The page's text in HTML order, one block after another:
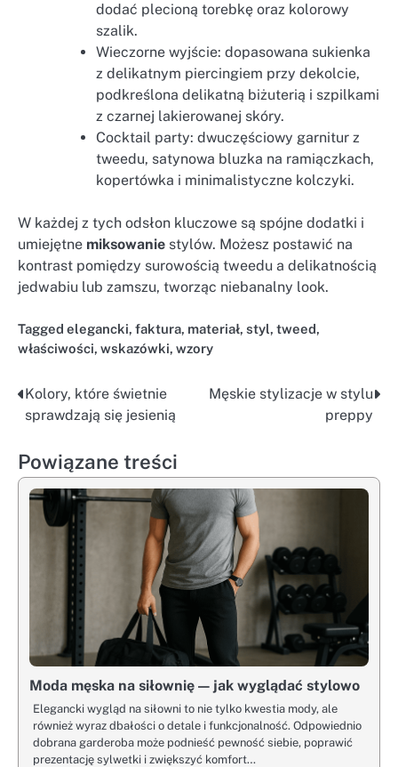
dodać plecioną torebkę oraz kolorowy
szalik.
Wieczorne wyjście: dopasowana sukienka
z delikatnym piercingiem przy dekolcie,
podkreślona delikatną biżuterią i szpilkami
z czarnej lakierowanej skóry.
Cocktail party: dwuczęściowy garnitur z
tweedu, satynowa bluzka na ramiączkach,
kopertówka i minimalistyczne kolczyki.
W każdej z tych odsłon kluczowe są spójne dodatki i
umiejętne miksowanie stylów. Możesz postawić na
kontrast pomiędzy surowością tweedu a delikatnością
jedwabiu lub zamszu, tworząc niebanalny look.
Tagged elegancki, faktura, materiał, styl, tweed,
właściwości, wskazówki, wzory
Nawigacja
wpisu
Kolory, które świetnie
sprawdzają się jesienią
Męskie stylizacje w stylu
preppy
Powiązane treści
Moda męska na siłownię — jak wyglądać stylowo
Elegancki wygląd na siłowni to nie tylko kwestia mody, ale
również wyraz dbałości o detale i funkcjonalność. Odpowiednio
dobrana garderoba może podnieść pewność siebie, poprawić
prezentację sylwetki i zwiększyć komfort…